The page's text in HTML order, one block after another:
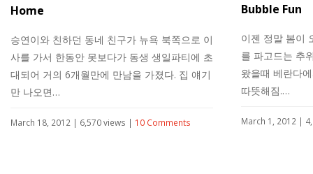
Home
승연이와 친하던 동네 친구가 뉴욕 북쪽으로 이
사를 가서 한동안 못보다가 동생 생일파티에 초
대되어 거의 6개월만에 만남을 가졌다. 집 얘기
만 나오면…
March 18, 2012 | 6,570 views | 10 Comments
Bubble Fun
이젠 정말 봄이
를 파고드는 추
왔을때 베란다
따뜻해짐.…
March 1, 2012 |